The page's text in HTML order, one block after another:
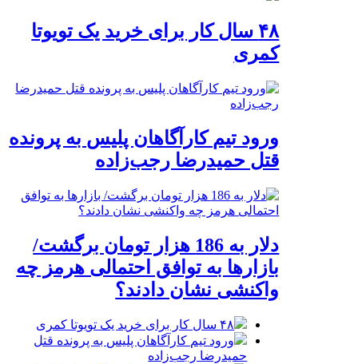
۴۸ سال کار برای خرید یک تویوتا
کمری
ورود تیم کارآگاهان پلیس به پرونده
قتل حمیدرضا رجب‌زاده
دلار به 186 هزار تومان برگشت/
بازارها به توافق احتمالی هرمز چه
واکنشی نشان دادند؟
۴۸ سال کار برای خرید یک تویوتا کمری
ورود تیم کارآگاهان پلیس به پرونده قتل
حمیدرضا رجب‌زاده